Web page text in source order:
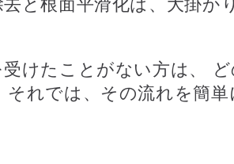
と根面平滑化は、大掛か
けたことがない方は、
れでは、その流れを簡単